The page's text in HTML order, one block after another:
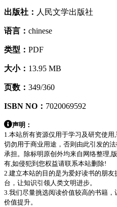
出版社： 人民文学出版社
语言： chinese
类型： PDF
大小： 13.95 MB
页数： 349/360
ISBN NO： 7020069592
声明：
1.本站所有资源仅用于学习及研究使
切勿用于商业用途，否则由此引发的
承担。除标明原创外均来自网络整理,
有,如侵犯到您权益请联系本站删除!
2.建立本站的目的是为爱好读书的朋
台，让知识引领人类文明进步。
3.我们尽量挑选阅读价值较高的书籍
价值提升。